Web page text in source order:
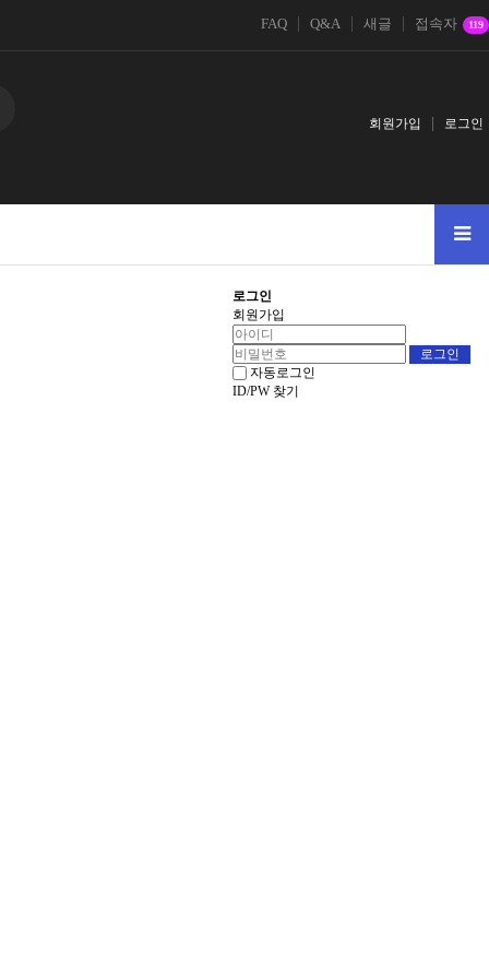
FAQ Q&A 새글 접속자 119
회원가입 로그인
로그인
회원가입
자동로그인
ID/PW 찾기